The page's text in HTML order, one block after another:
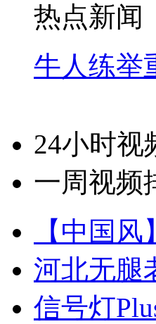
热点新闻
牛人练举
24小时视
一周视频
【中国
河北无腿
信号灯